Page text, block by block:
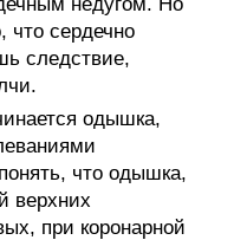
сердечно
следствие,
одышка,
что одышка,
верхних
при коронарной